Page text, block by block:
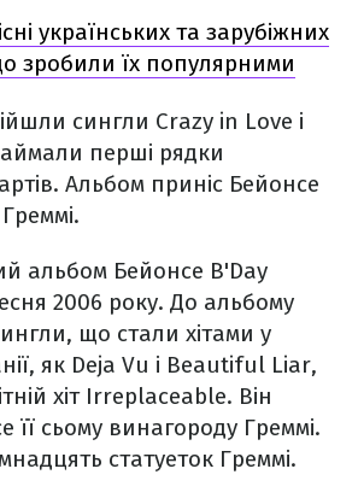
українських та зарубіжних
зробили їх популярними
сингли Crazy in Love і
перші рядки
Альбом приніс Бейонсе
альбом Бейонсе B'Day
2006 року. До альбому
що стали хітами у
як Deja Vu і Beautiful Liar,
хіт Irreplaceable. Він
її сьому винагороду Греммі.
статуеток Греммі.